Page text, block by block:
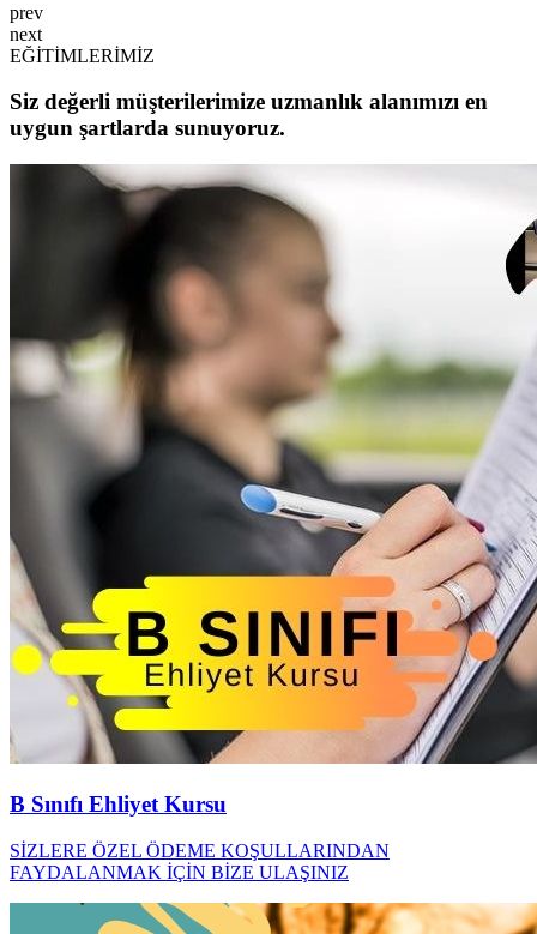
prev
next
EĞİTİMLERİMİZ
Siz değerli müşterilerimize uzmanlık alanımızı en
uygun şartlarda sunuyoruz.
B Sınıfı Ehliyet Kursu
SİZLERE ÖZEL ÖDEME KOŞULLARINDAN
FAYDALANMAK İÇİN BİZE ULAŞINIZ